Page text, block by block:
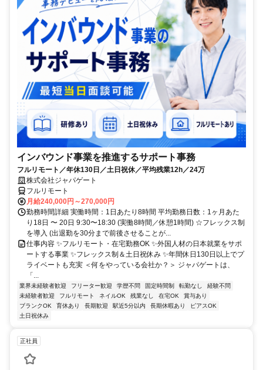
インバウンド事業を推進するサポート事務
フルリモート／年休130日／土日祝休／平均残業12h／24万
株式会社ジャパゲート
フルリモート
月給240,000円～270,000円
勤務時間詳細 実働時間：1日あたり8時間 平均勤務日数：1ヶ月あた
り18日 〜 20日 9:30〜18:30 (実働8時間／休憩1時間) ☆フレックス制
を導入 (出退勤を30分まで前後させることが...
仕事内容 ✨フルリモート・在宅勤務OK ✨外国人材の日本就業をサポ
ートする事業 ✨フレックス制＆土日祝休み ✨年間休日130日以上でプ
ライベートも充実 ＜何をやっている会社か？＞ ジャパゲートは、
「...
業界未経験者歓迎 フリーター歓迎 学歴不問 固定時間制 転勤なし
経験不問
未経験者歓迎
フルリモート ネイルOK 残業なし 在宅OK
賞与あり
ブランクOK
育休あり 長期歓迎 駅近5分以内 長期休暇あり
ピアスOK
土日祝休み
正社員